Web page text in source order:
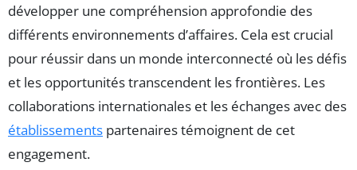
développer une compréhension approfondie des
différents environnements d’affaires. Cela est crucial
pour réussir dans un monde interconnecté où les défis
et les opportunités transcendent les frontières. Les
collaborations internationales et les échanges avec des
établissements partenaires témoignent de cet
engagement.